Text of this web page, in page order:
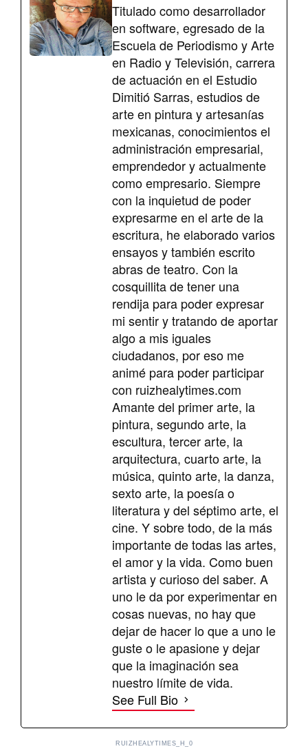
Titulado como desarrollador
en software, egresado de la
Escuela de Periodismo y Arte
en Radio y Televisión, carrera
de actuación en el Estudio
Dimitió Sarras, estudios de
arte en pintura y artesanías
mexicanas, conocimientos el
administración empresarial,
emprendedor y actualmente
como empresario. Siempre
con la inquietud de poder
expresarme en el arte de la
escritura, he elaborado varios
ensayos y también escrito
abras de teatro. Con la
cosquillita de tener una
rendija para poder expresar
mi sentir y tratando de aportar
algo a mis iguales
ciudadanos, por eso me
animé para poder participar
con ruizhealytimes.com
Amante del primer arte, la
pintura, segundo arte, la
escultura, tercer arte, la
arquitectura, cuarto arte, la
música, quinto arte, la danza,
sexto arte, la poesía o
literatura y del séptimo arte, el
cine. Y sobre todo, de la más
importante de todas las artes,
el amor y la vida. Como buen
artista y curioso del saber. A
uno le da por experimentar en
cosas nuevas, no hay que
dejar de hacer lo que a uno le
guste o le apasione y dejar
que la imaginación sea
nuestro límite de vida.
See Full Bio
RUIZHEALYTIMES_H_0